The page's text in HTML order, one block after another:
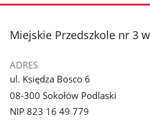
stopka
Miejskie Przedszkole nr 3
ADRES
ul. Księdza Bosco 6
08-300 Sokołów Podlaski
NIP 823 16 49 779